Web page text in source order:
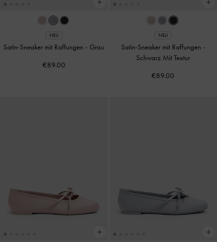
NEU
Satin-Sneaker mit Raffungen - Grau
€89.00
NEU
Satin-Sneaker mit Raffungen -
Schwarz Mit Textur
€89.00